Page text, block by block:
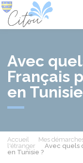
Avec
Français
en
Accueil Mes
l'étranger
Avec quels
en Tunisie ?